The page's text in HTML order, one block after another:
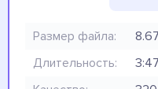
Размер файла:
Длительность:
3:47